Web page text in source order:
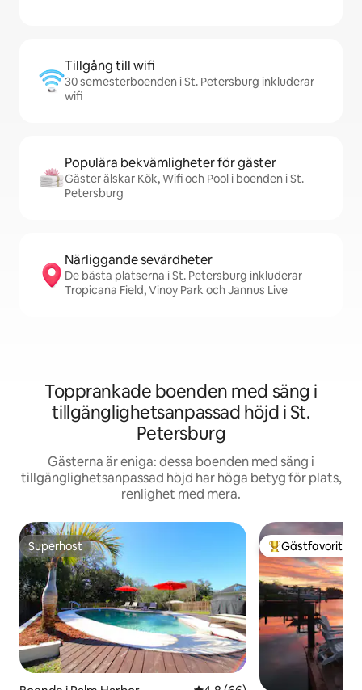
Tillgång till wifi
30 semesterboenden i St. Petersburg inkluderar
wifi
Populära bekvämligheter för gäster
Gäster älskar Kök, Wifi och Pool i boenden i St.
Petersburg
Närliggande sevärdheter
De bästa platserna i St. Petersburg inkluderar
Tropicana Field, Vinoy Park och Jannus Live
Topprankade boenden med säng i
tillgänglighetsanpassad höjd i St.
Petersburg
Gästerna är eniga: dessa boenden med säng i
tillgänglighetsanpassad höjd har höga betyg för plats,
renlighet med mera.
Superhost
Superhost Populär
Gästfavorit